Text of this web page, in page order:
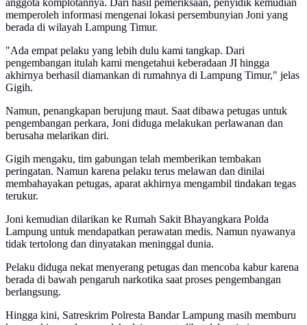
anggota komplotannya. Dari hasil pemeriksaan, penyidik kemudian
memperoleh informasi mengenai lokasi persembunyian Joni yang
berada di wilayah Lampung Timur.
"Ada empat pelaku yang lebih dulu kami tangkap. Dari
pengembangan itulah kami mengetahui keberadaan JI hingga
akhirnya berhasil diamankan di rumahnya di Lampung Timur," jelas
Gigih.
Namun, penangkapan berujung maut. Saat dibawa petugas untuk
pengembangan perkara, Joni diduga melakukan perlawanan dan
berusaha melarikan diri.
Gigih mengaku, tim gabungan telah memberikan tembakan
peringatan. Namun karena pelaku terus melawan dan dinilai
membahayakan petugas, aparat akhirnya mengambil tindakan tegas
terukur.
Joni kemudian dilarikan ke Rumah Sakit Bhayangkara Polda
Lampung untuk mendapatkan perawatan medis. Namun nyawanya
tidak tertolong dan dinyatakan meninggal dunia.
Pelaku diduga nekat menyerang petugas dan mencoba kabur karena
berada di bawah pengaruh narkotika saat proses pengembangan
berlangsung.
Hingga kini, Satreskrim Polresta Bandar Lampung masih memburu